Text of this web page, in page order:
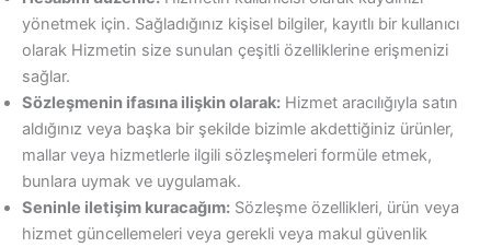
yönetmek için. Sağladığınız kişisel bilgiler, kayıtlı bir kullanıcı
olarak Hizmetin size sunulan çeşitli özelliklerine erişmenizi
sağlar.
Sözleşmenin ifasına ilişkin olarak: Hizmet aracılığıyla satın
aldığınız veya başka bir şekilde bizimle akdettiğiniz ürünler,
mallar veya hizmetlerle ilgili sözleşmeleri formüle etmek,
bunlara uymak ve uygulamak.
Seninle iletişim kuracağım: Sözleşme özellikleri, ürün veya
hizmet güncellemeleri veya gerekli veya makul güvenlik